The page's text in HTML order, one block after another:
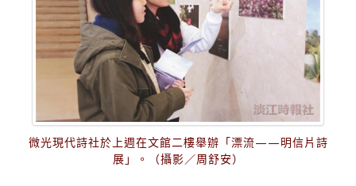
微光現代詩社於上週在文館二樓舉辦「漂流——明信片詩
展」。（攝影／周舒安）